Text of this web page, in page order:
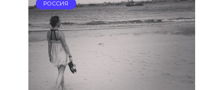
РОССИЯ